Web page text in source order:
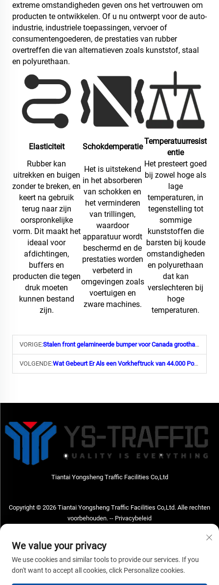
extreme omstandigheden geven ons het vertrouwen om
producten te ontwikkelen. Of u nu ontwerpt voor de auto-
industrie, industriele toepassingen, vervoer of
consumentengoederen, de prestaties van rubber
overtreffen die van alternatieven zoals kunststof, staal
en polyurethaan.
Elasticiteit Schokdemperatie
Temperatuurresist
entie
Rubber kan
uitrekken en buigen
zonder te breken, en
keert na gebruik
terug naar zijn
oorspronkelijke
vorm. Dit maakt het
ideaal voor
afdichtingen,
buffers en
producten die tegen
druk moeten
kunnen bestand
zijn.
Het is uitstekend
in het absorberen
van schokken en
het verminderen
van trillingen,
waardoor
apparatuur wordt
beschermd en de
prestaties worden
verbeterd in
omgevingen zoals
voertuigen en
zware machines.
Het presteert goed
bij zowel hoge als
lage
temperaturen, in
tegenstelling tot
sommige
kunststoffen die
barsten bij koude
omstandigheden
en polyurethaan
dat kan
verslechteren bij
hoge
temperaturen.
VORIGE:Stalen front gelamineerde bumper voor Canada groothandelaar
VOLGENDE:Wat Gebeurt Er Als een Vorkheftruck van 44.000 Ponds Over Deze Wielafsporing Rijdt?
Tiantai Yongsheng Traffic Facilities Co,Ltd
Copyright © 2026 Tiantai Yongsheng Traffic Facilities Co,Ltd. Alle rechten
voorbehouden. -- Privacybeleid
Address: Tiantai Yongsheng Traffic Facilities Co,Ltd Adres; No.73 Hongchou
West Road, Hongchou town, Tiantai county, Taizhou City, Zhejiang Provice,
We value your privacy
We use cookies and similar tools to provide our services. If you
don't want to accept all cookies, click Personalize cookies.